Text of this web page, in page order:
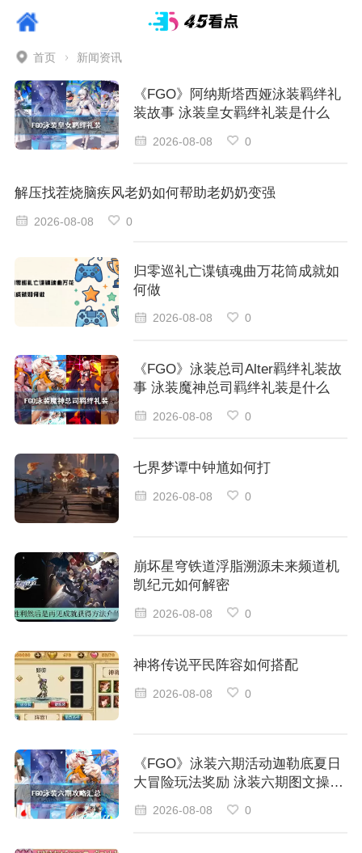
首页 新闻资讯
《FGO》阿纳斯塔西娅泳装羁绊礼
装故事 泳装皇女羁绊礼装是什么
2026-08-08 0
解压找茬烧脑疾风老奶如何帮助老奶奶变强
2026-08-08 0
归零巡礼亡谍镇魂曲万花筒成就如
何做
2026-08-08 0
《FGO》泳装总司Alter羁绊礼装故
事 泳装魔神总司羁绊礼装是什么
2026-08-08 0
七界梦谭中钟馗如何打
2026-08-08 0
崩坏星穹铁道浮脂溯源未来频道机
凯纪元如何解密
2026-08-08 0
神将传说平民阵容如何搭配
2026-08-08 0
《FGO》泳装六期活动迦勒底夏日
大冒险玩法奖励 泳装六期图文操作
2026-08-08 0